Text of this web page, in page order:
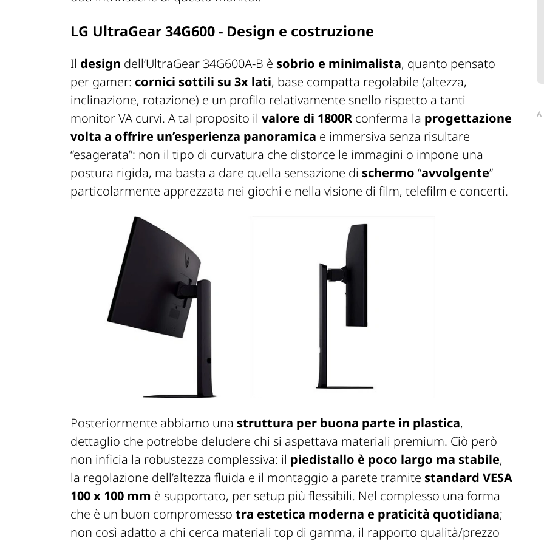
LG UltraGear 34G600 - Design e costruzione
Il design dell’UltraGear 34G600A-B è sobrio e minimalista, quanto pensato
per gamer: cornici sottili su 3x lati, base compatta regolabile (altezza,
inclinazione, rotazione) e un profilo relativamente snello rispetto a tanti
monitor VA curvi. A tal proposito il valore di 1800R conferma la progettazione
volta a offrire un’esperienza panoramica e immersiva senza risultare
“esagerata”: non il tipo di curvatura che distorce le immagini o impone una
postura rigida, ma basta a dare quella sensazione di schermo “avvolgente”
particolarmente apprezzata nei giochi e nella visione di film, telefilm e concerti.
Posteriormente abbiamo una struttura per buona parte in plastica,
dettaglio che potrebbe deludere chi si aspettava materiali premium. Ciò però
non inficia la robustezza complessiva: il piedistallo è poco largo ma stabile,
la regolazione dell’altezza fluida e il montaggio a parete tramite standard VESA
100 x 100 mm è supportato, per setup più flessibili. Nel complesso una forma
che è un buon compromesso tra estetica moderna e praticità quotidiana;
non così adatto a chi cerca materiali top di gamma, il rapporto qualità/prezzo